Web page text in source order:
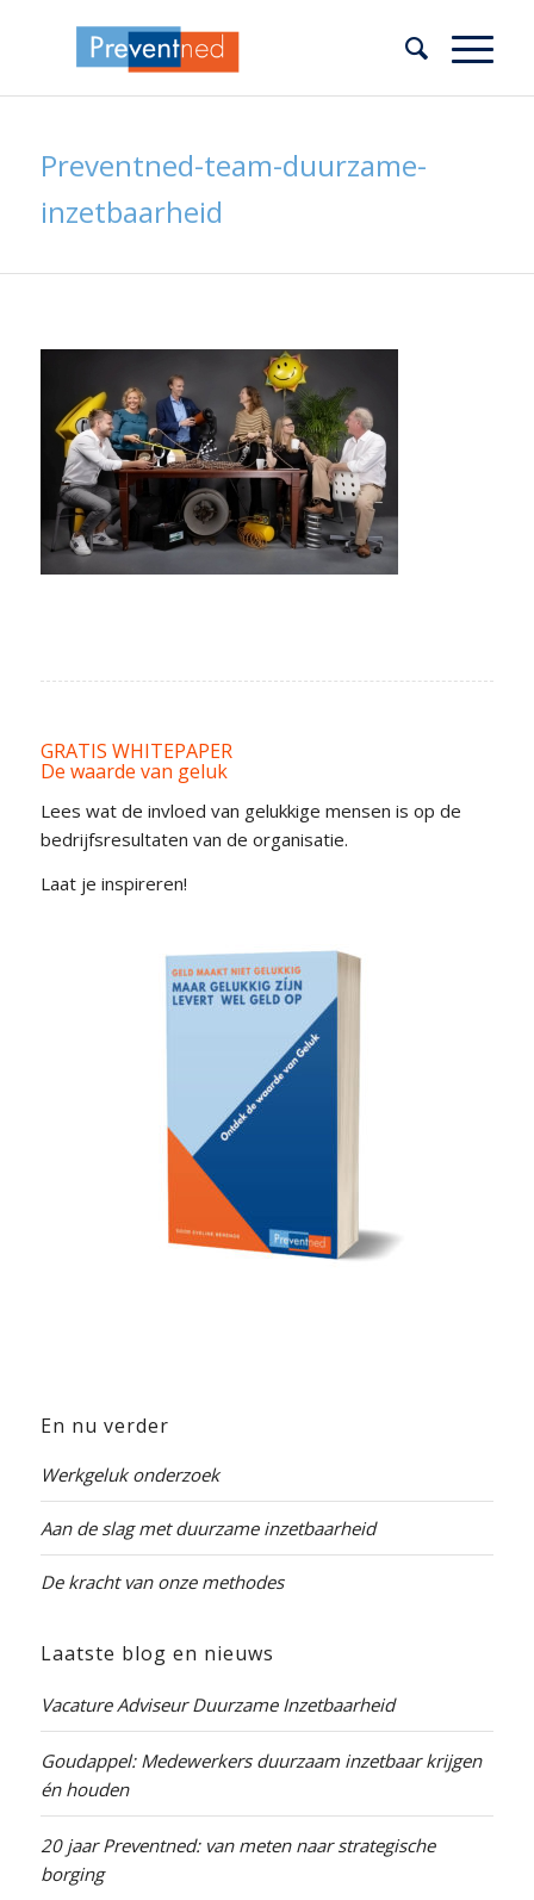
Preventned-team-duurzame-
inzetbaarheid
GRATIS WHITEPAPER
De waarde van geluk
Lees wat de invloed van gelukkige mensen is op de
bedrijfsresultaten van de organisatie.
Laat je inspireren!
En nu verder
Werkgeluk onderzoek
Aan de slag met duurzame inzetbaarheid
De kracht van onze methodes
Laatste blog en nieuws
Vacature Adviseur Duurzame Inzetbaarheid
Goudappel: Medewerkers duurzaam inzetbaar krijgen
én houden
20 jaar Preventned: van meten naar strategische
borging